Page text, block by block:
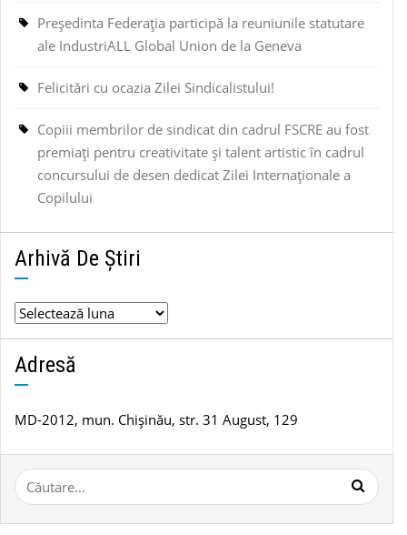
Președinta Federația participă la reuniunile statutare
ale IndustriALL Global Union de la Geneva
Felicitări cu ocazia Zilei Sindicalistului!
Copiii membrilor de sindicat din cadrul FSCRE au fost
premiați pentru creativitate și talent artistic în cadrul
concursului de desen dedicat Zilei Internaționale a
Copilului
Arhivă De Știri
Arhivă
de
știri
Adresă
MD-2012, mun. Chișinău, str. 31 August, 129
Caută
după: